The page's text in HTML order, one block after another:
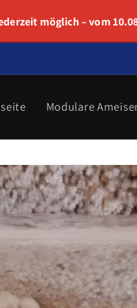
möglich – vom
Modulare